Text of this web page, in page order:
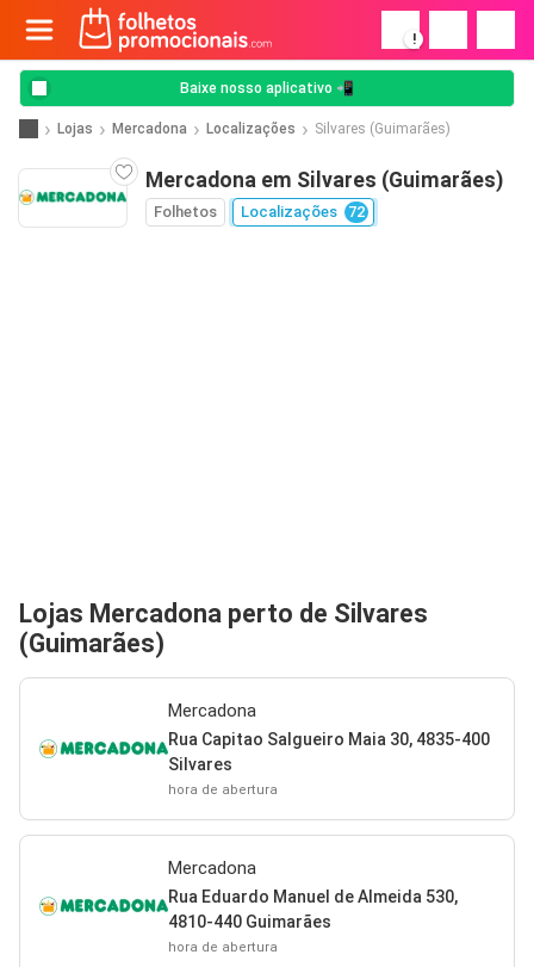
!
Baixe nosso aplicativo 📲
Lojas Mercadona Localizações Silvares (Guimarães)
Mercadona em Silvares (Guimarães)
Folhetos Localizações 72
Lojas Mercadona perto de Silvares
(Guimarães)
Mercadona
Rua Capitao Salgueiro Maia 30, 4835-400
Silvares
hora de abertura
Mercadona
Rua Eduardo Manuel de Almeida 530,
4810-440 Guimarães
hora de abertura